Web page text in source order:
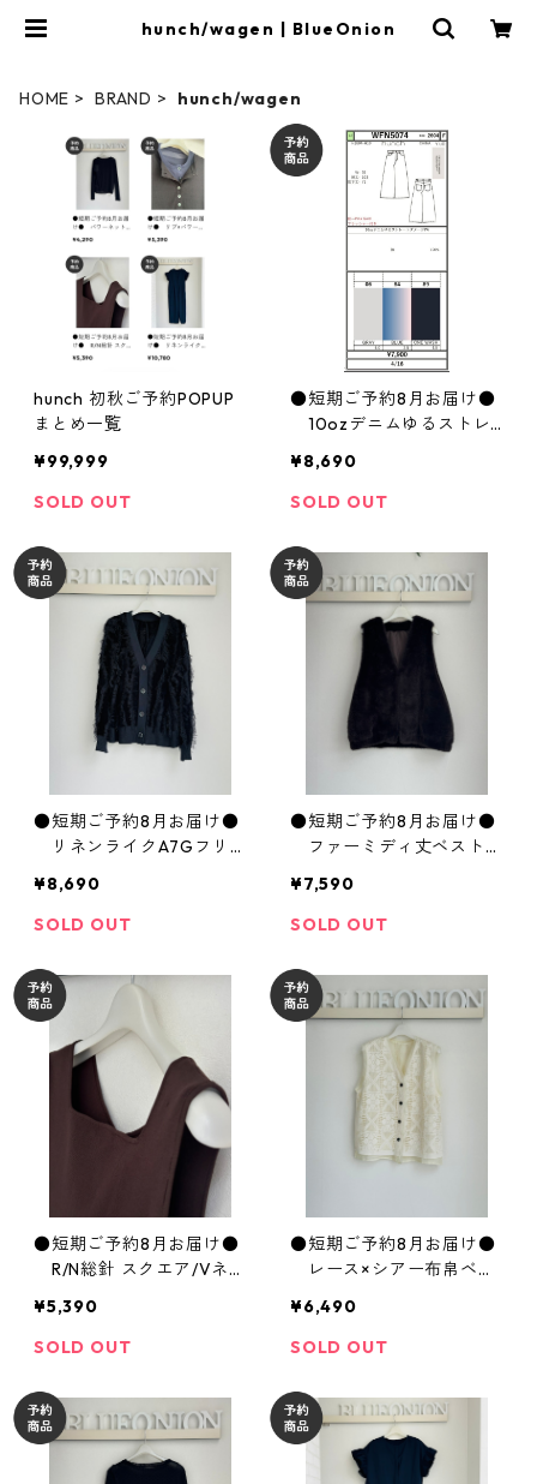
hunch/wagen | BlueOnion
HOME BRAND hunch/wagen
hunch 初秋ご予約POPUP
まとめ一覧
¥99,999
SOLD OUT
●短期ご予約8月お届け●
10ozデニムゆるストレ
4 hunch
¥8,690
SOLD OUT
●短期ご予約8月お届け●
リネンライクA7Gフリ
¥8,690
SOLD OUT
●短期ご予約8月お届け●
ファーミディ丈ベスト
¥7,590
SOLD OUT
●短期ご予約8月お届け●
R/N総針 スクエア/Vネッ
0 hunch
¥5,390
SOLD OUT
●短期ご予約8月お届け●
レース×シアー布帛ベス
¥6,490
SOLD OUT